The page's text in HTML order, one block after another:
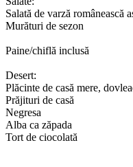
Salată de varză românească
Murături de sezon
Paine/chiflă inclusă
Desert:
Plăcinte de casă mere,
Prăjituri de casă
Negresa
Alba ca zăpada
Tort de ciocolată